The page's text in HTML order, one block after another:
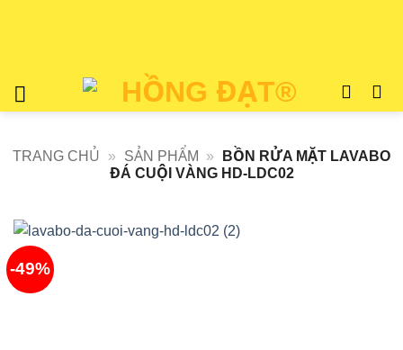
TRANG CHỦ » SẢN PHẨM »
BỒN RỬA MẶT LAVABO
ĐÁ CUỘI VÀNG HD-LDC02
-49%